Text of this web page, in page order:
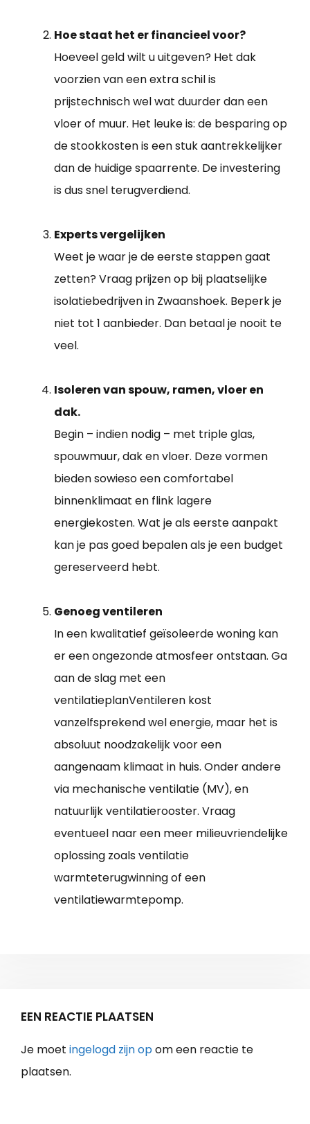
Hoe staat het er financieel voor?
Hoeveel geld wilt u uitgeven? Het dak
voorzien van een extra schil is
prijstechnisch wel wat duurder dan een
vloer of muur. Het leuke is: de besparing op
de stookkosten is een stuk aantrekkelijker
dan de huidige spaarrente. De investering
is dus snel terugverdiend.
Experts vergelijken
Weet je waar je de eerste stappen gaat
zetten? Vraag prijzen op bij plaatselijke
isolatiebedrijven in Zwaanshoek. Beperk je
niet tot 1 aanbieder. Dan betaal je nooit te
veel.
Isoleren van spouw, ramen, vloer en
dak.
Begin – indien nodig – met triple glas,
spouwmuur, dak en vloer. Deze vormen
bieden sowieso een comfortabel
binnenklimaat en flink lagere
energiekosten. Wat je als eerste aanpakt
kan je pas goed bepalen als je een budget
gereserveerd hebt.
Genoeg ventileren
In een kwalitatief geïsoleerde woning kan
er een ongezonde atmosfeer ontstaan. Ga
aan de slag met een
ventilatieplanVentileren kost
vanzelfsprekend wel energie, maar het is
absoluut noodzakelijk voor een
aangenaam klimaat in huis. Onder andere
via mechanische ventilatie (MV), en
natuurlijk ventilatierooster. Vraag
eventueel naar een meer milieuvriendelijke
oplossing zoals ventilatie
warmteterugwinning of een
ventilatiewarmtepomp.
EEN REACTIE PLAATSEN
Je moet ingelogd zijn opom een reactie te
plaatsen.